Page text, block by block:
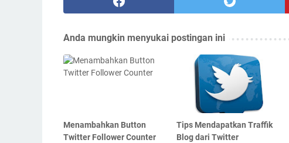
Anda mungkin menyukai postingan ini
Menambahkan Button
Twitter Follower Counter
Tips Mendapatkan Traffik
Blog dari Twitter